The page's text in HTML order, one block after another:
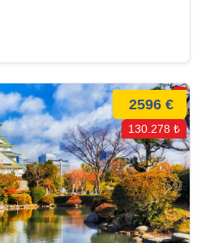
2596 €
130.278 ₺